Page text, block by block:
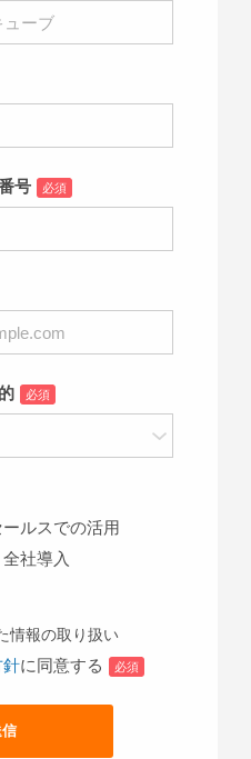
号 必須
必須
ルスでの活用
社導入
情報の取り扱い
針に同意する 必須